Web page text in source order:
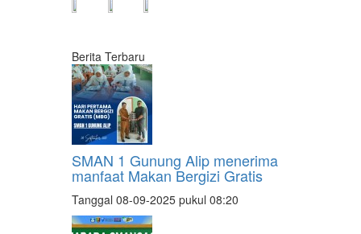
Berita Terbaru
SMAN 1 Gunung Alip menerima
manfaat Makan Bergizi Gratis
Tanggal 08-09-2025 pukul 08:20